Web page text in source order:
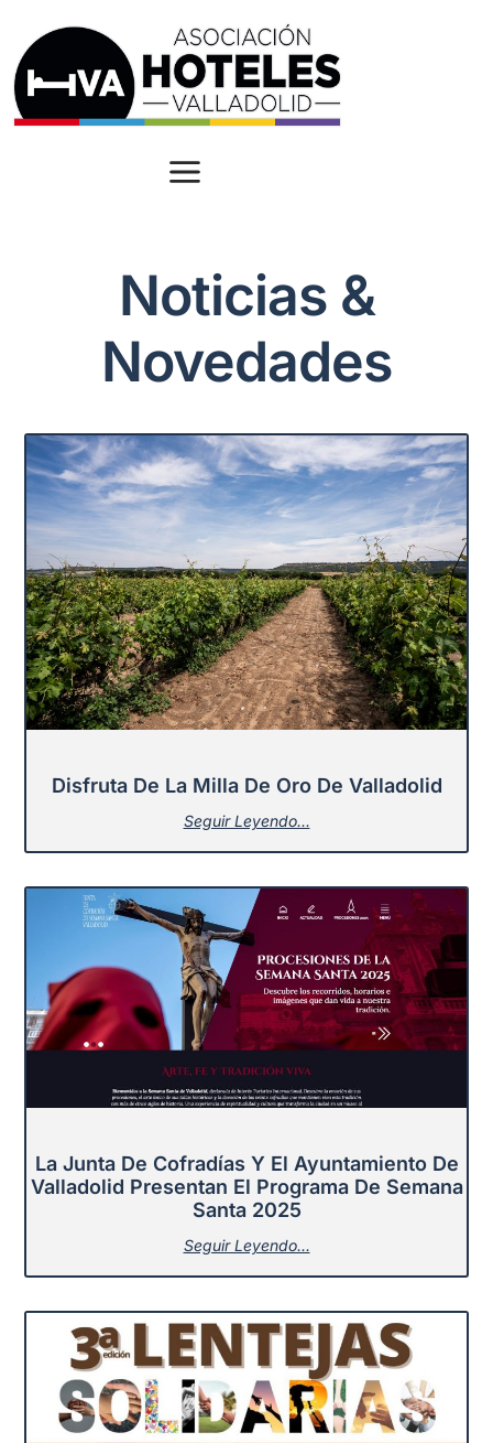
Noticias &
Novedades
Disfruta De La Milla De Oro De Valladolid
Seguir Leyendo...
La Junta De Cofradías Y El Ayuntamiento De
Valladolid Presentan El Programa De Semana
Santa 2025
Seguir Leyendo...